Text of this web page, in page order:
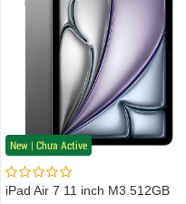
New | Chưa Active
iPad Air 7 11 inch M3 512GB